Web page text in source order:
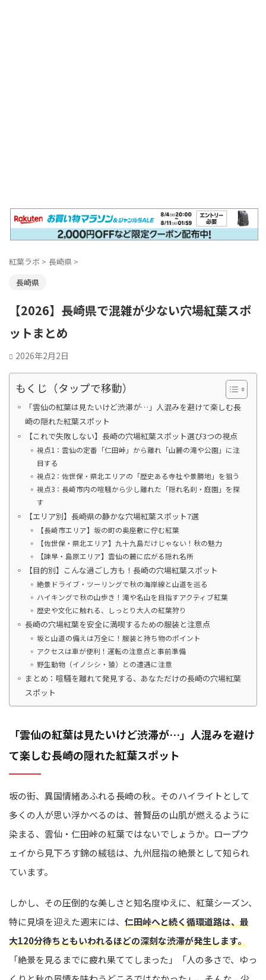
紅葉ラボ > 長崎県 >
長崎県
【2026】長崎県で混雑が少ない穴場紅葉スポ
ットまとめ
2026年2月2日
もくじ（タップで移動）
「雲仙の紅葉は見たいけど渋滞が…」人混みを避けて楽しむ長
崎の隠れた紅葉スポット
【これで失敗しない】長崎の穴場紅葉スポット選び3つの視点
視点1：雲仙の定番「仁田峠」から離れ「山麓の滝や公園」に注
目する
視点2：佐世保・県北エリアの「歴史ある寺社や景勝地」を狙う
視点3：長崎市内の喧騒から少し離れた「隠れ名刹・庭園」を探
す
【エリア別】長崎県の静かな穴場紅葉スポット7選
【長崎市エリア】坂の町の奥座敷に佇む紅葉
【佐世保・県北エリア】九十九島だけじゃない！秋の魅力
【諫早・島原エリア】雲仙の麓に広がる隠れ名所
【目的別】こんな過ごし方も！長崎の穴場紅葉スポット
絶景ドライブ・ツーリングで秋の海岸線と山道を巡る
ハイキングで秋の山歩き！滝や名山を目指すアクティブ紅葉
歴史や文化に触れる、しっとり大人の紅葉狩り
長崎の穴場紅葉を安全に満喫するための服装と注意点
坂と山道の備えは万全に！服装と持ち物のポイント
アクセスは車が便利！運転の注意点と事前準備
野生動物（イノシシ・猿）との遭遇に注意
まとめ：喧騒を離れて発見する、あなただけの長崎の穴場紅葉
スポット
「雲仙の紅葉は見たいけど渋滞が…」人混みを避け
て楽しむ長崎の隠れた紅葉スポット
坂の街、異国情緒あふれる長崎の秋。そのハイライトとして
多くの人が思い浮かべるのは、普賢岳の山肌が燃えるように
染まる、雲仙・仁田峠の紅葉ではないでしょうか。ロープウ
ェイから見下ろす錦の絨毯は、九州屈指の絶景として知られ
ています。
しかし、その圧倒的な美しさと知名度ゆえに、紅葉シーズン、
特に見頃を迎えた週末には、 仁田峠へと続く循環道路は、最
大120分待ちともいわれるほどの深刻な渋滞が発生します。
「絶景を見るまでに疲れ果ててしまった」「人の多さで、ゆっ